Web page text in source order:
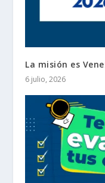
La misión es
6 julio, 2026